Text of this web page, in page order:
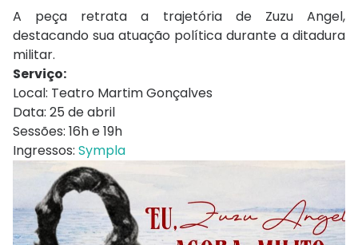
A peça retrata a trajetória de Zuzu Angel,
destacando sua atuação política durante a ditadura
militar.
Serviço:
Local: Teatro Martim Gonçalves
Data: 25 de abril
Sessões: 16h e 19h
Ingressos: Sympla